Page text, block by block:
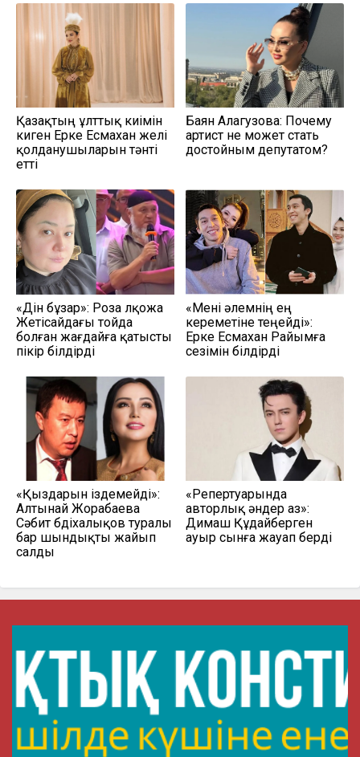
Қазақтың ұлттық киімін
киген Ерке Есмахан желі
қолданушыларын тәнті
етті
Баян Алагузова: Почему
артист не может стать
достойным депутатом?
«Дін бұзар»: Роза Әлқожа
Жетісайдағы тойда
болған жағдайға қатысты
пікір білдірді
«Мені әлемнің ең
кереметіне теңейді»:
Ерке Есмахан Райымға
сезімін білдірді
«Қыздарын іздемейді»:
Алтынай Жорабаева
Сәбит Әбдіхалықов туралы
бар шындықты жайып
салды
«Репертуарында
авторлық әндер аз»:
Димаш Құдайберген
ауыр сынға жауап берді